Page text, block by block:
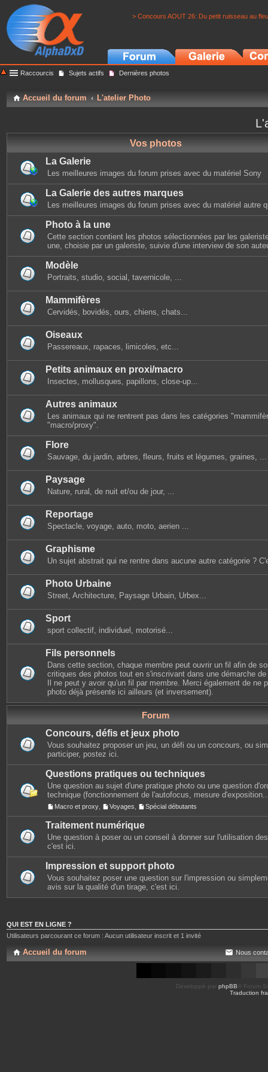
> Concours AOUT 26: Du petit ruisseau au
Raccourcis Sujets actifs Dernières photos
Accueil du forum L'atelier Photo
Vos photos
La Galerie
Les meilleures images du forum prises avec du matériel Sony
La Galerie des autres marques
Les meilleures images du forum prises avec du matériel autre
Photo à la une
Cette section contient les photos sélectionnées par les
une, choisie par un galeriste, suivie d'une interview de son
Modèle
Portraits, studio, social, tavernicole, ...
Mammifères
Cervidés, bovidés, ours, chiens, chats...
Oiseaux
Passereaux, rapaces, limicoles, etc...
Petits animaux en proxi/macro
Insectes, mollusques, papillons, close-up...
Autres animaux
Les animaux qui ne rentrent pas dans les catégories
"macro/proxy".
Flore
Sauvage, du jardin, arbres, fleurs, fruits et légumes, graines, ...
Paysage
Nature, rural, de nuit et/ou de jour, ...
Reportage
Spectacle, voyage, auto, moto, aerien ...
Graphisme
Un sujet abstrait qui ne rentre dans aucune autre catégorie ?
Photo Urbaine
Street, Architecture, Paysage Urbain, Urbex...
Sport
sport collectif, individuel, motorisé...
Fils personnels
Dans cette section, chaque membre peut ouvrir un fil afin de
critiques des photos tout en s'inscrivant dans une démarche
Il ne peut y avoir qu'un fil par membre. Merci également de ne
photo déjà présente ici ailleurs (et inversement).
Forum
Concours, défis et jeux photo
Vous souhaitez proposer un jeu, un défi ou un concours, ou
participer, postez ici.
Questions pratiques ou techniques
Une question au sujet d'une pratique photo ou une question
technique (fonctionnement de l'autofocus, mesure
Macro et proxy Voyages Spécial débutants
Traitement numérique
Une question à poser ou un conseil à donner sur l'utilisation
c'est ici.
Impression et support photo
Vous souhaitez poser une question sur l'impression ou
avis sur la qualité d'un tirage, c'est ici.
QUI EST EN LIGNE ?
Utilisateurs parcourant ce forum : Aucun utilisateur inscrit et 1 invité
Accueil du forum Nous
Développé par phpBB ® Forum
Traduction